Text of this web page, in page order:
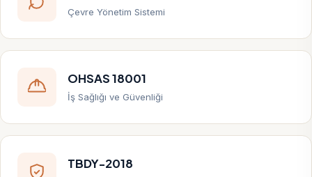
Çevre Yönetim Sistemi
OHSAS 18001
İş Sağlığı ve Güvenliği
TBDY-2018